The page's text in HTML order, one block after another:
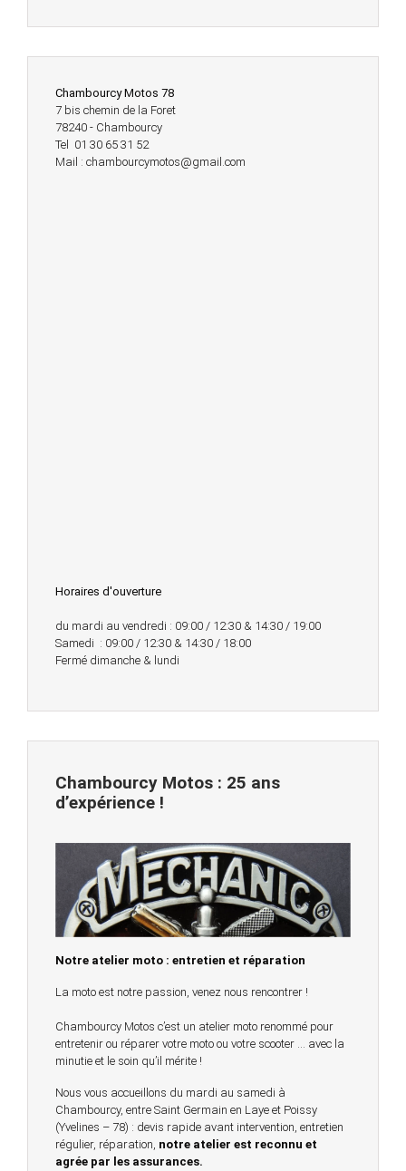
Chambourcy Motos 78
7 bis chemin de la Foret
78240 - Chambourcy
Tel 01 30 65 31 52
Mail : chambourcymotos@gmail.com
Horaires d'ouverture
du mardi au vendredi : 09:00 / 12:30 & 14:30 / 19:00
Samedi : 09:00 / 12:30 & 14:30 / 18:00
Fermé dimanche & lundi
Chambourcy Motos : 25 ans
d’expérience !
Notre atelier moto : entretien et réparation
La moto est notre passion, venez nous rencontrer !
Chambourcy Motos c’est un atelier moto renommé pour
entretenir ou réparer votre moto ou votre scooter … avec la
minutie et le soin qu’il mérite !
Nous vous accueillons du mardi au samedi à
Chambourcy, entre Saint Germain en Laye et Poissy
(Yvelines – 78) : devis rapide avant intervention, entretien
régulier, réparation, notre atelier est reconnu et
agrée par les assurances.